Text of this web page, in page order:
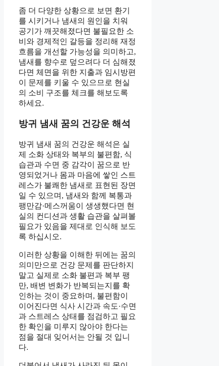
좀 더 다양한 상황으로 보면 환기
를 시키거나 냄새의 원인을 치워
공기가 깨끗해졌다면 불필요한 소
비와 경제적인 갈등을 정리해 재정
흐름을 개선할 가능성을 의미하고,
냄새를 향수로 덮으려다 더 심해졌
다면 체면을 위한 지출과 임시방편
이 문제를 키울 수 있으므로 현실
의 소비 구조를 체크를 해보도록
하세요.
방귀 냄새 꿈의 건강운 해석
방귀 냄새 꿈의 건강운 해석은 실
제 소화 상태와 복부의 불편함, 식
습관과 수면 중 감각이 꿈으로 반
영되었거나 몸과 마음에 쌓인 스트
레스가 불쾌한 냄새로 표현된 장면
일 수 있으며, 냄새와 함께 복통과
팽만감·메스꺼움이 생생했다면 현
실의 컨디션과 생활 습관을 살펴볼
필요가 있음을 제대로 인식해 보도
록 하십시오.
이러한 상황을 이해한 뒤에는 꿈의
의미만으로 건강 문제를 판단하지
말고 실제로 소화 불편과 복부 팽
만, 배변 변화가 반복되는지를 확
인하는 것이 중요하며, 불편함이
이어진다면 식사 시간과 속도·수면
과 스트레스 상태를 점검하고 필요
한 확인을 미루지 않아야 한다는
점을 절대 잊어서는 안될 것 입니
다.